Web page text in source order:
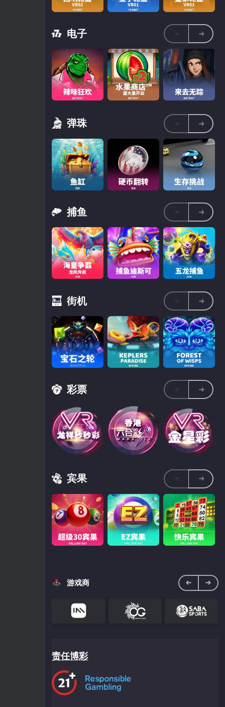
抢庄牛牛 二人麻将 看三张抢庄牛牛
电子
水果商店™盛大
弹珠
鱼缸 生存挑战
捕鱼
街机
Keplers
Forest of
彩票
龙祥秒秒彩 香港六合彩
VR 金星 1.5 分
宾果
游戏商
责任博彩